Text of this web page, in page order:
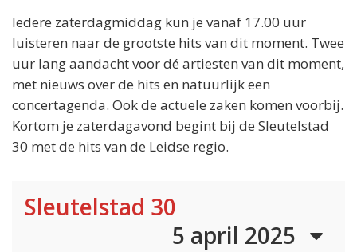
Iedere zaterdagmiddag kun je vanaf 17.00 uur
luisteren naar de grootste hits van dit moment. Twee
uur lang aandacht voor dé artiesten van dit moment,
met nieuws over de hits en natuurlijk een
concertagenda. Ook de actuele zaken komen voorbij.
Kortom je zaterdagavond begint bij de Sleutelstad
30 met de hits van de Leidse regio.
Sleutelstad 30
5 april 2025